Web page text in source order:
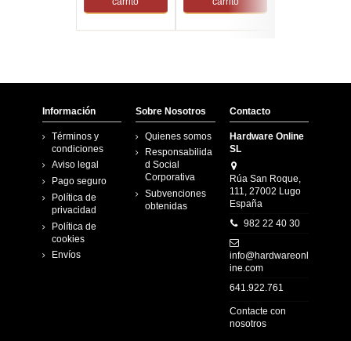
Información
Términos y
condiciones
Aviso legal
Pago seguro
Política de
privacidad
Política de
cookies
Envíos
Sobre Nosotros
Quienes somos
Responsabilida
d Social
Corporativa
Subvenciones
obtenidas
Contacto
Hardware Online
SL
Rúa San Roque,
111, 27002 Lugo
España
982 22 40 30
info@hardwareonl
ine.com
641.922.761
Contacte con
nosotros